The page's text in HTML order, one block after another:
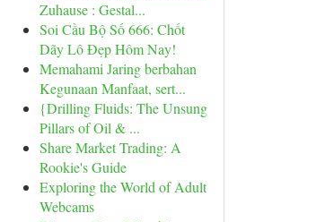
Zuhause : Gestal...
Soi Cầu Bộ Số 666: Chốt
Dãy Lô Đẹp Hôm Nay!
Memahami Jaring berbahan
Kegunaan Manfaat, sert...
{Drilling Fluids: The Unsung
Pillars of Oil & ...
Share Market Trading: A
Rookie's Guide
Exploring the World of Adult
Webcams